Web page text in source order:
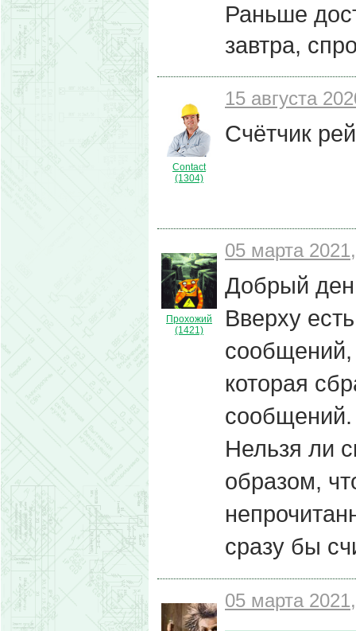
Раньше
завтра,
Contact
(1304)
15 августа
Счётчик
Прохожий
(1421)
05 марта
Добрый
Вверху
сообщений,
которая
сообщений.
Нельзя ли
образом,
сразу бы
05 марта